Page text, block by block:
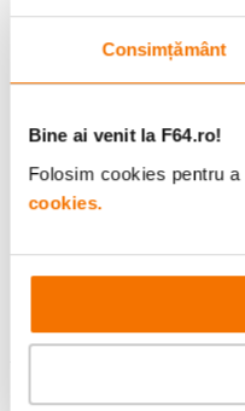
Consimțământ
Bine ai venit la F64.ro!
Folosim cookies pentru
cookies.
Alatura-te
ghiduri foto-
pentru tine.
Consultanta
specializata
Comenzi si livrare